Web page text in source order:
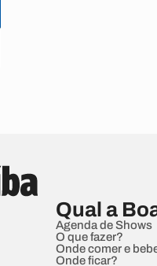
Qual a
Agenda de Shows
O que fazer?
Onde comer e
Onde ficar?